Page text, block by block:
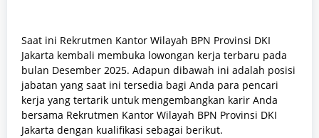
Saat ini Rekrutmen Kantor Wilayah BPN Provinsi DKI
Jakarta kembali membuka lowongan kerja terbaru pada
bulan Desember 2025. Adapun dibawah ini adalah posisi
jabatan yang saat ini tersedia bagi Anda para pencari
kerja yang tertarik untuk mengembangkan karir Anda
bersama Rekrutmen Kantor Wilayah BPN Provinsi DKI
Jakarta dengan kualifikasi sebagai berikut.